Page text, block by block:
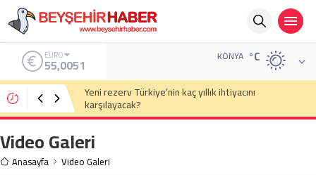
ALTIN
6.584,66 KONYA °C
Eski Anayasa Mahkemesi Başkanı Yekta Güngör
Özden: Yargıçlar siyasal iktidara güvenerek böyle
kararlar alıyor
Video Galeri
Anasayfa Video Galeri